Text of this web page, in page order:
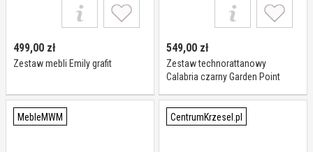
499,00 zł
Zestaw mebli Emily grafit
549,00 zł
Zestaw technorattanowy
Calabria czarny Garden Point
MebleMWM CentrumKrzesel.pl